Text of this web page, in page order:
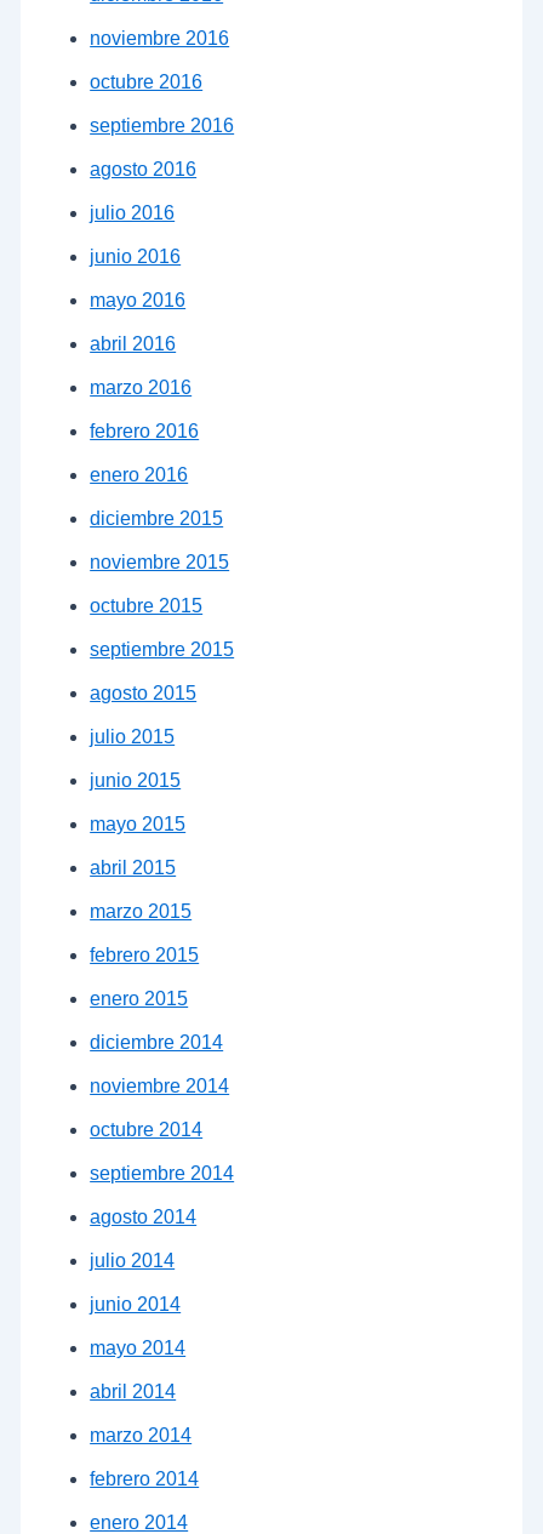
noviembre 2016
octubre 2016
septiembre 2016
agosto 2016
julio 2016
junio 2016
mayo 2016
abril 2016
marzo 2016
febrero 2016
enero 2016
diciembre 2015
noviembre 2015
octubre 2015
septiembre 2015
agosto 2015
julio 2015
junio 2015
mayo 2015
abril 2015
marzo 2015
febrero 2015
enero 2015
diciembre 2014
noviembre 2014
octubre 2014
septiembre 2014
agosto 2014
julio 2014
junio 2014
mayo 2014
abril 2014
marzo 2014
febrero 2014
enero 2014